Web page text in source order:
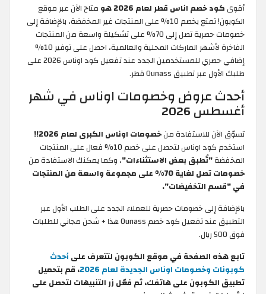
أقوى كود خصم اناس قطر لعام 2026 هو
متاح الآن عبر موقع
الكوبون! تمتع بخصم 10% على المنتجات غير المخفضة، بالإضافة إلى
خصومات حصرية تصل إلى 70% على تشكيلة واسعة من المنتجات
الفاخرة لأشهر الماركات المحلية والعالمية، احصل على توفير 10%
إضافي حصري للمستخدمين الجدد عند تفعيل كود اوناس 2026 على
طلبك الأول عبر تطبيق Ounass قطر.
أحدث عروض وخصومات اوناس في شهر
أغسطس 2026
تسوّق الآن للاستفادة منخصومات اوناس الكبرى لعام 2026!!
استخدم كود اوناس لتحصل على خصم 10% فعال على المنتجات
المخفضة"تُطبق بعض الاستثناءات"، وكما يمكنك الاستفادة من
خصومات تصل لغاية 70% على مجموعة واسعة من المنتجات
في "قسم التخفيضات".
بالإضافة إلى خصومات حصرية للعملاء الجدد على الطلب الأول عبر
التطبيق عند تفعيل كود خصم Ounass هذا + شحن مجاني للطلبات
فوق 500 ريال.
تابع هذه الصفحة في موقع الكوبون لتتعرف علىأحدث
كوبونات وخصومات اوناس الجديدة لعام 2026
، قم بتحميل
تطبيق الكوبون على هاتفك، ثم فعّل زر التنبيهات لتحصل على